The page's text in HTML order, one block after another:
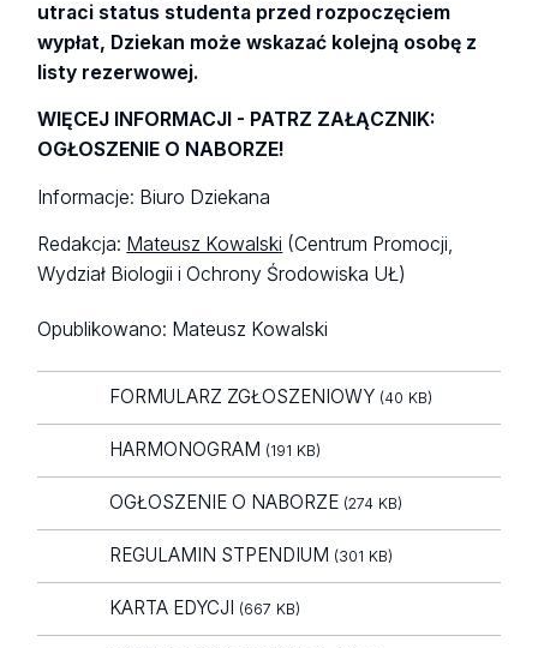
utraci status studenta przed rozpoczęciem
wypłat, Dziekan może wskazać kolejną osobę z
listy rezerwowej.
WIĘCEJ INFORMACJI - PATRZ ZAŁĄCZNIK:
OGŁOSZENIE O NABORZE!
Informacje: Biuro Dziekana
Redakcja: Mateusz Kowalski (Centrum Promocji,
Wydział Biologii i Ochrony Środowiska UŁ)
Opublikowano: Mateusz Kowalski
FORMULARZ ZGŁOSZENIOWY (40 KB)
HARMONOGRAM (191 KB)
OGŁOSZENIE O NABORZE (274 KB)
REGULAMIN STPENDIUM (301 KB)
KARTA EDYCJI (667 KB)